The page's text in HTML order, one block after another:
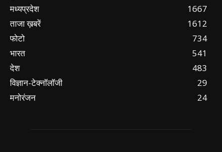
मध्यप्रदेश
1667
ताजा ख़बरें
1612
फोटो
734
भारत
541
देश
483
विज्ञान-टेक्नॉलॉजी
29
मनोरंजन
24